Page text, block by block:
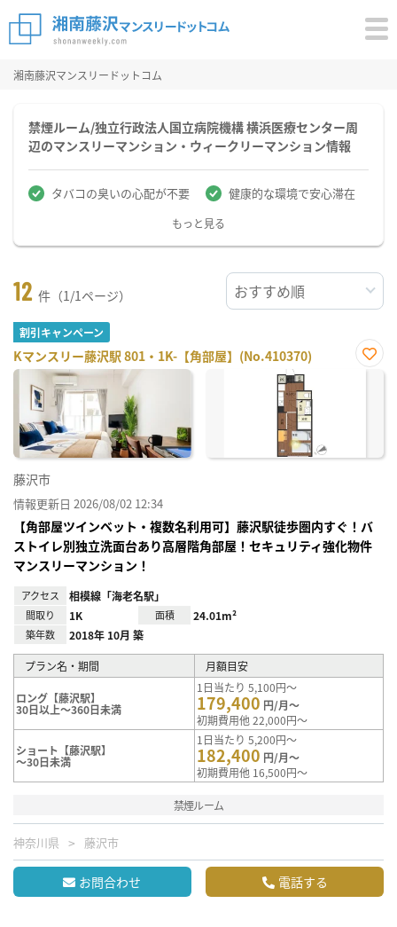
湘南藤沢マンスリードットコム
禁煙ルーム/独立行政法人国立病院機構 横浜医療センター周
辺のマンスリーマンション・ウィークリーマンション情報
タバコの臭いの心配が不要 健康的な環境で安心滞在
もっと見る
12 件（1/1ページ）
割引キャンペーン
Kマンスリー藤沢駅 801・1K-【角部屋】(No.410370)
お気
藤沢市
情報更新日 2026/08/02 12:34
【角部屋ツインベット・複数名利用可】藤沢駅徒歩圏内すぐ！バ
ストイレ別独立洗面台あり高層階角部屋！セキュリティ強化物件
マンスリーマンション！
アクセス 相模線「海老名駅」
間取り 1K 面積 24.01m²
築年数 2018年 10月 築
プラン名・期間 月額目安
ロング【藤沢駅】
30日以上～360日未満
1日当たり 5,100円～
179,400 円/月～
初期費用他 22,000円～
ショート【藤沢駅】
～30日未満
1日当たり 5,200円～
182,400 円/月～
初期費用他 16,500円～
禁煙ルーム
神奈川県 藤沢市
お問合わせ 電話する